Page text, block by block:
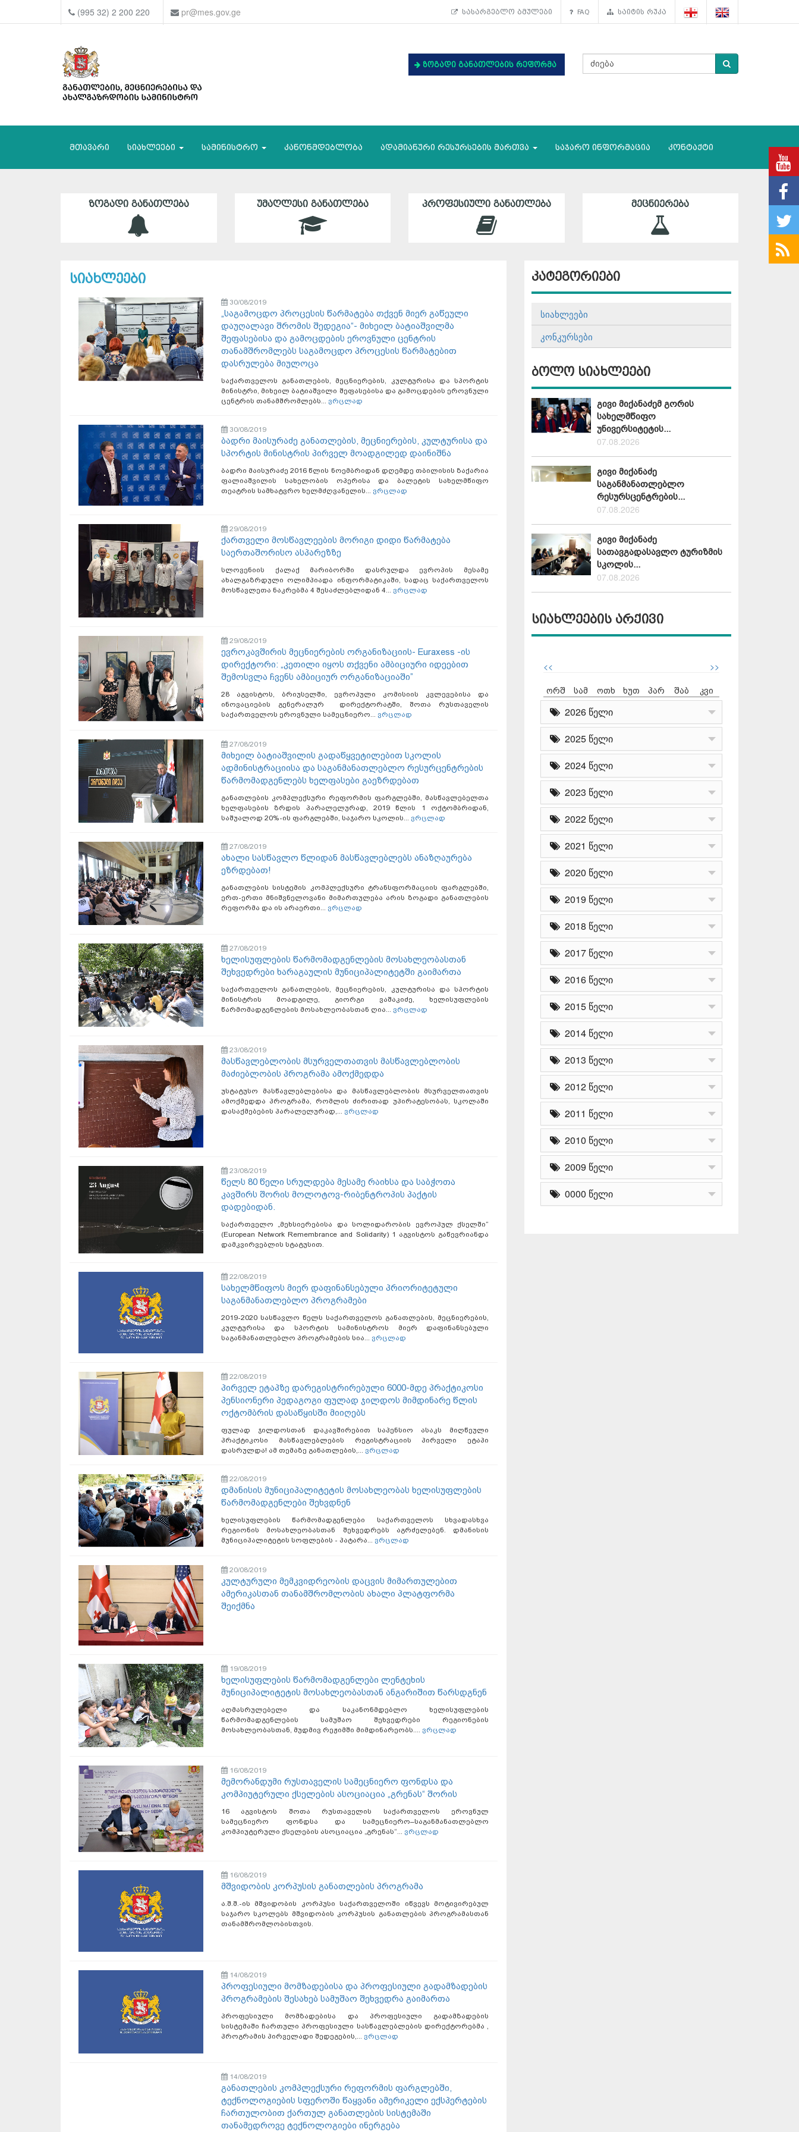
(995 32) 2 200 220 pr@mes.gov.ge სასარგებლო ბმულები FAQ საიტის რუკა
ზოგადი განათლების რეფორმა
მთავარი სიახლეები სამინისტრო კანონმდებლობა ადამიანური რესურსების მართვა საჯარო ინფორმაცია კონტაქტი
ᲖᲝᲒᲐᲓᲘ ᲒᲐᲜᲐᲗᲚᲔᲑᲐ ᲣᲛᲐᲦᲚᲔᲡᲘ ᲒᲐᲜᲐᲗᲚᲔᲑᲐ ᲞᲠᲝᲤᲔᲡᲘᲣᲚᲘ ᲒᲐᲜᲐᲗᲚᲔᲑᲐ ᲛᲔᲪᲜᲘᲔᲠᲔᲑᲐ
სიახლეები
30/08/2019
„საგამოცდო პროცესის წარმატება თქვენ მიერ გაწეული
დაუღალავი შრომის შედეგია“- მიხეილ ბატიაშვილმა
შეფასებისა და გამოცდების ეროვნული ცენტრის
თანამშრომლებს საგამოცდო პროცესის წარმატებით
დასრულება მიულოცა
საქართველოს განათლების, მეცნიერების, კულტურისა და სპორტის
მინისტრი, მიხეილ ბატიაშვილი შეფასებისა და გამოცდების ეროვნული
ცენტრის თანამშრომლებს... ვრცლად
30/08/2019
ბადრი მაისურაძე განათლების, მეცნიერების, კულტურისა და
სპორტის მინისტრის პირველ მოადგილედ დაინიშნა
ბადრი მაისურაძე 2016 წლის ნოემბრიდან დღემდე თბილისის ზაქარია
ფალიაშვილის სახელობის ოპერისა და ბალეტის სახელმწიფო
თეატრის სამხატვრო ხელმძღვანელის... ვრცლად
29/08/2019
ქართველი მოსწავლეების მორიგი დიდი წარმატება
საერთაშორისო ასპარეზზე
სლოვენიის ქალაქ მარიბორში დასრულდა ევროპის მესამე
ახალგაზრდული ოლიმპიადა ინფორმატიკაში, სადაც საქართველოს
მოსწავლეთა ნაკრებმა 4 შესაძლებლიდან 4... ვრცლად
29/08/2019
ევროკავშირის მეცნიერების ორგანიზაციის- Euraxess -ის
დირექტორი: „კეთილი იყოს თქვენი ამბიციური იდეებით
შემოსვლა ჩვენს ამბიციურ ორგანიზაციაში”
28 აგვისტოს, ბრიუსელში, ევროპული კომისიის კვლევებისა და
ინოვაციების გენერალურ დირექტორატში, შოთა რუსთაველის
საქართველოს ეროვნული სამეცნიერო... ვრცლად
27/08/2019
მიხეილ ბატიაშვილის გადაწყვეტილებით სკოლის
ადმინისტრაციისა და საგანმანათლებლო რესურცენტრების
წარმომადგენლებს ხელფასები გაეზრდებათ
განათლების კომპლექსური რეფორმის ფარგლებში, მასწავლებელთა
ხელფასების ზრდის პარალელურად, 2019 წლის 1 ოქტომბრიდან,
საშუალოდ 20%-ის ფარგლებში, საჯარო სკოლის... ვრცლად
27/08/2019
ახალი სასწავლო წლიდან მასწავლებლებს ანაზღაურება
ეზრდებათ!
განათლების სისტემის კომპლექსური ტრანსფორმაციის ფარგლებში,
ერთ-ერთი მნიშვნელოვანი მიმართულება არის ზოგადი განათლების
რეფორმა და ის არაერთი... ვრცლად
27/08/2019
ხელისუფლების წარმომადგენლების მოსახლეობასთან
შეხვედრები ხარაგაულის მუნიციპალიტეტში გაიმართა
საქართველოს განათლების, მეცნიერების, კულტურისა და სპორტის
მინისტრის მოადგილე, გიორგი ვაშაკიძე, ხელისუფლების
წარმომადგენლების მოსახლეობასთან ღია... ვრცლად
23/08/2019
მასწავლებლობის მსურველთათვის მასწავლებლობის
მაძიებლობის პროგრამა ამოქმედდა
უსტატუსო მასწავლებლებისა და მასწავლებლობის მსურველთათვის
ამოქმედდა პროგრამა, რომლის ძირითად უპირატესობას, სკოლაში
დასაქმებების პარალელურად,... ვრცლად
23/08/2019
წელს 80 წელი სრულდება მესამე რაიხსა და საბჭოთა
კავშირს შორის მოლოტოვ-რიბენტროპის პაქტის
დადებიდან.
საქართველო „მეხსიერებისა და სოლიდარობის ევროპულ ქსელში“
(European Network Remembrance and Solidarity) 1 აგვისტოს გაწევრიანდა
დამკვირვებლის სტატუსით.
22/08/2019
სახელმწიფოს მიერ დაფინანსებული პრიორიტეტული
საგანმანათლებლო პროგრამები
2019-2020 სასწავლო წელს საქართველოს განათლების, მეცნიერების,
კულტურისა და სპორტის სამინისტროს მიერ დაფინანსებული
საგანმანათლებლო პროგრამების სია... ვრცლად
22/08/2019
პირველ ეტაპზე დარეგისტრირებული 6000-მდე პრაქტიკოსი
პენსიონერი პედაგოგი ფულად ჯილდოს მიმდინარე წლის
ოქტომბრის დასაწყისში მიიღებს
ფულად ჯილდოსთან დაკავშირებით საპენსიო ასაკს მიღწეული
პრაქტიკოსი მასწავლებლების რეგისტრაციის პირველი ეტაპი
დასრულდა! ამ თემაზე განათლების,... ვრცლად
22/08/2019
დმანისის მუნიციპალიტეტის მოსახლეობას ხელისუფლების
წარმომადგენლები შეხვდნენ
ხელისუფლების წარმომადგენლები საქართველოს სხვადასხვა
რეგიონის მოსახლეობასთან შეხვედრებს აგრძელებენ. დმანისის
მუნიციპალიტეტის სოფლების - პატარა... ვრცლად
20/08/2019
კულტურული მემკვიდრეობის დაცვის მიმართულებით
ამერიკასთან თანამშრომლობის ახალი პლატფორმა
შეიქმნა
19/08/2019
ხელისუფლების წარმომადგენლები ლენტეხის
მუნიციპალიტეტის მოსახლეობასთან ანგარიშით წარსდგნენ
აღმასრულებელი და საკანონმდებლო ხელისუფლების
წარმომადგენლების სამუშაო შეხვედრები რეგიონების
მოსახლეობასთან, მუდმივ რეჟიმში მიმდინარეობს.... ვრცლად
16/08/2019
მემორანდუმი რუსთაველის სამეცნიერო ფონდსა და
კომპიუტერული ქსელების ასოციაცია „გრენას“ შორის
16 აგვისტოს შოთა რუსთაველის საქართველოს ეროვნულ
სამეცნიერო ფონდსა და სამეცნიერო–საგანმანათლებლო
კომპიუტერული ქსელების ასოციაცია „გრენას“... ვრცლად
16/08/2019
მშვიდობის კორპუსის განათლების პროგრამა
ა.შ.შ.-ის მშვიდობის კორპუსი საქართველოში იწვევს მოტივირებულ
საჯარო სკოლებს მშვიდობის კორპუსის განათლების პროგრამასთან
თანამშრომლობისთვის.
14/08/2019
პროფესიული მომზადებისა და პროფესიული გადამზადების
პროგრამების შესახებ სამუშაო შეხვედრა გაიმართა
პროფესიული მომზადებისა და პროფესიული გადამზადების
სისტემაში ჩართული პროფესიული სასწავლებლების დირექტორებმა ,
პროგრამის პირველადი შედეგების,... ვრცლად
14/08/2019
განათლების კომპლექსური რეფორმის ფარგლებში,
ტექნოლოგიების სფეროში წაყვანი ამერიკელი ექსპერტების
ჩართულობით ქართულ განათლების სისტემაში
თანამედროვე ტექნოლოგიები ინერგება
კატეგორიები
სიახლეები
კონკურსები
ბოლო სიახლეები
გივი მიქანაძემ გორის
სახელმწიფო
უნივერსიტეტის...
07.08.2026
გივი მიქანაძე
საგანმანათლებლო
რესურსცენტრების...
07.08.2026
გივი მიქანაძე
სათავგადასავლო ტურიზმის
სკოლის...
07.08.2026
სიახლეების არქივი
<< >>
ორშ სამ ოთხ ხუთ პარ შაბ კვი
2026 წელი
2025 წელი
2024 წელი
2023 წელი
2022 წელი
2021 წელი
2020 წელი
2019 წელი
2018 წელი
2017 წელი
2016 წელი
2015 წელი
2014 წელი
2013 წელი
2012 წელი
2011 წელი
2010 წელი
2009 წელი
0000 წელი